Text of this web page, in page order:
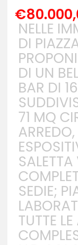
NELLE
DI
DI UN
BAR DI
71 MQ
SEDIE;
TUTTE